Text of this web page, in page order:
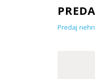
Predaj